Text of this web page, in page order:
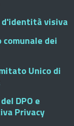
d'identità visiva
comunale dei
Unico di
DPO e
Privacy